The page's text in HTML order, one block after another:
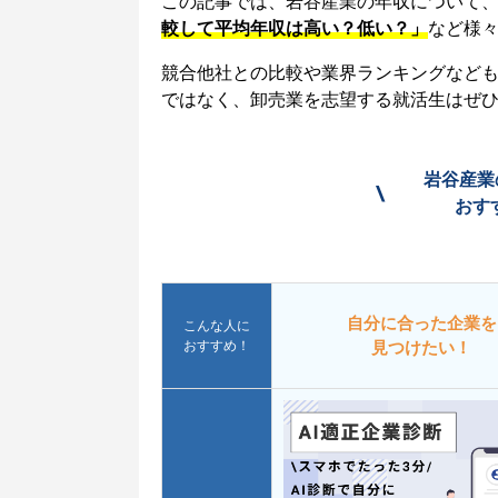
較して平均年収は高い？低い？」など様
競合他社との比較や業界ランキングなど
ではなく、卸売業を志望する就活生はぜ
\
岩谷産
おす
こんな人に
おすすめ！
自分に合った企業を
見つけたい！